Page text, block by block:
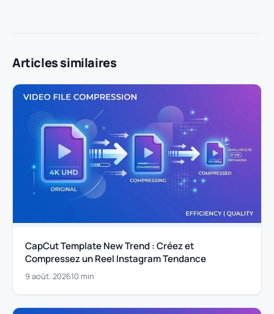
Articles similaires
CapCut Template New Trend : Créez et
Compressez un Reel Instagram Tendance
9 août. 202610 min